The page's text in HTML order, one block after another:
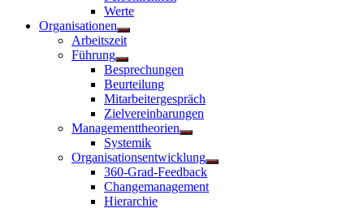
Werte
Organisationen
Untermenü
anzeigen
Arbeitszeit
Führung
Untermenü
anzeigen
Besprechungen
Beurteilung
Mitarbeitergespräch
Zielvereinbarungen
Managementtheorien
Untermenü
Systemik
Organisationsentwicklung
Untermenü
360-Grad-Feedback
Changemanagement
Hierarchie